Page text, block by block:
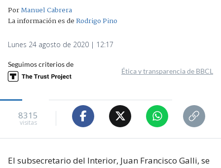
PorManuel Cabrera
La información es deRodrigo Pino
Lunes 24 agosto de 2020 | 12:17
Seguimos criterios de
Ética y transparencia de BBCL
8315
visitas
El subsecretario del Interior, Juan Francisco Galli, se